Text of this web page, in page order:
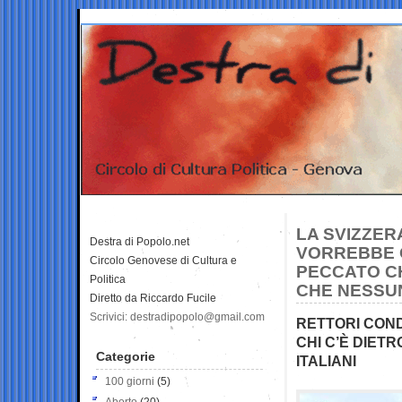
LA
VORREBBE
PECCATO
CHE
RETTORI
CHI C’È
ITALIANI
Destra di Popolo.net
Circolo Genovese di Cultura e
Politica
Diretto da Riccardo Fucile
Scrivici: destradipopolo@gmail.com
Categorie
100 giorni (5)